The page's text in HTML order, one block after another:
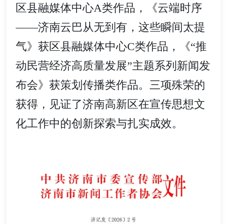
区县融媒体中心A类作品，《云端时序
——济南云巴从无到有，这些瞬间太提
气》获区县融媒体中心C类作品，《“推
动民营经济高质量发展”主题系列新闻发
布会》获策划传播类作品。三项殊荣的
获得，见证了济南高新区在宣传思想文
化工作中的创新探索与扎实成效。